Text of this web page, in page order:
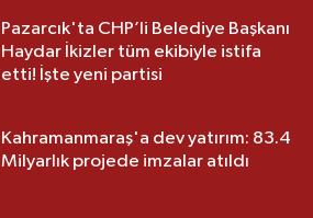
Pazarcık'ta CHP’li Belediye Başkanı
Haydar İkizler tüm ekibiyle istifa
etti! İşte yeni partisi
Kahramanmaraş'a dev yatırım: 83.4
Milyarlık projede imzalar atıldı